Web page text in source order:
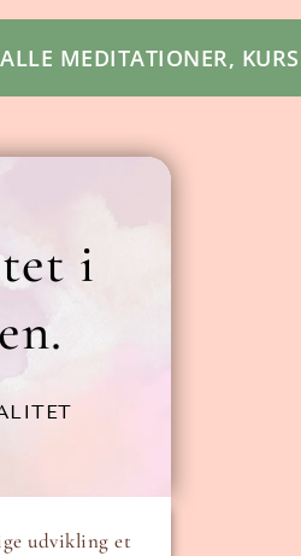
MEDITATIONER,
i
udvikling et